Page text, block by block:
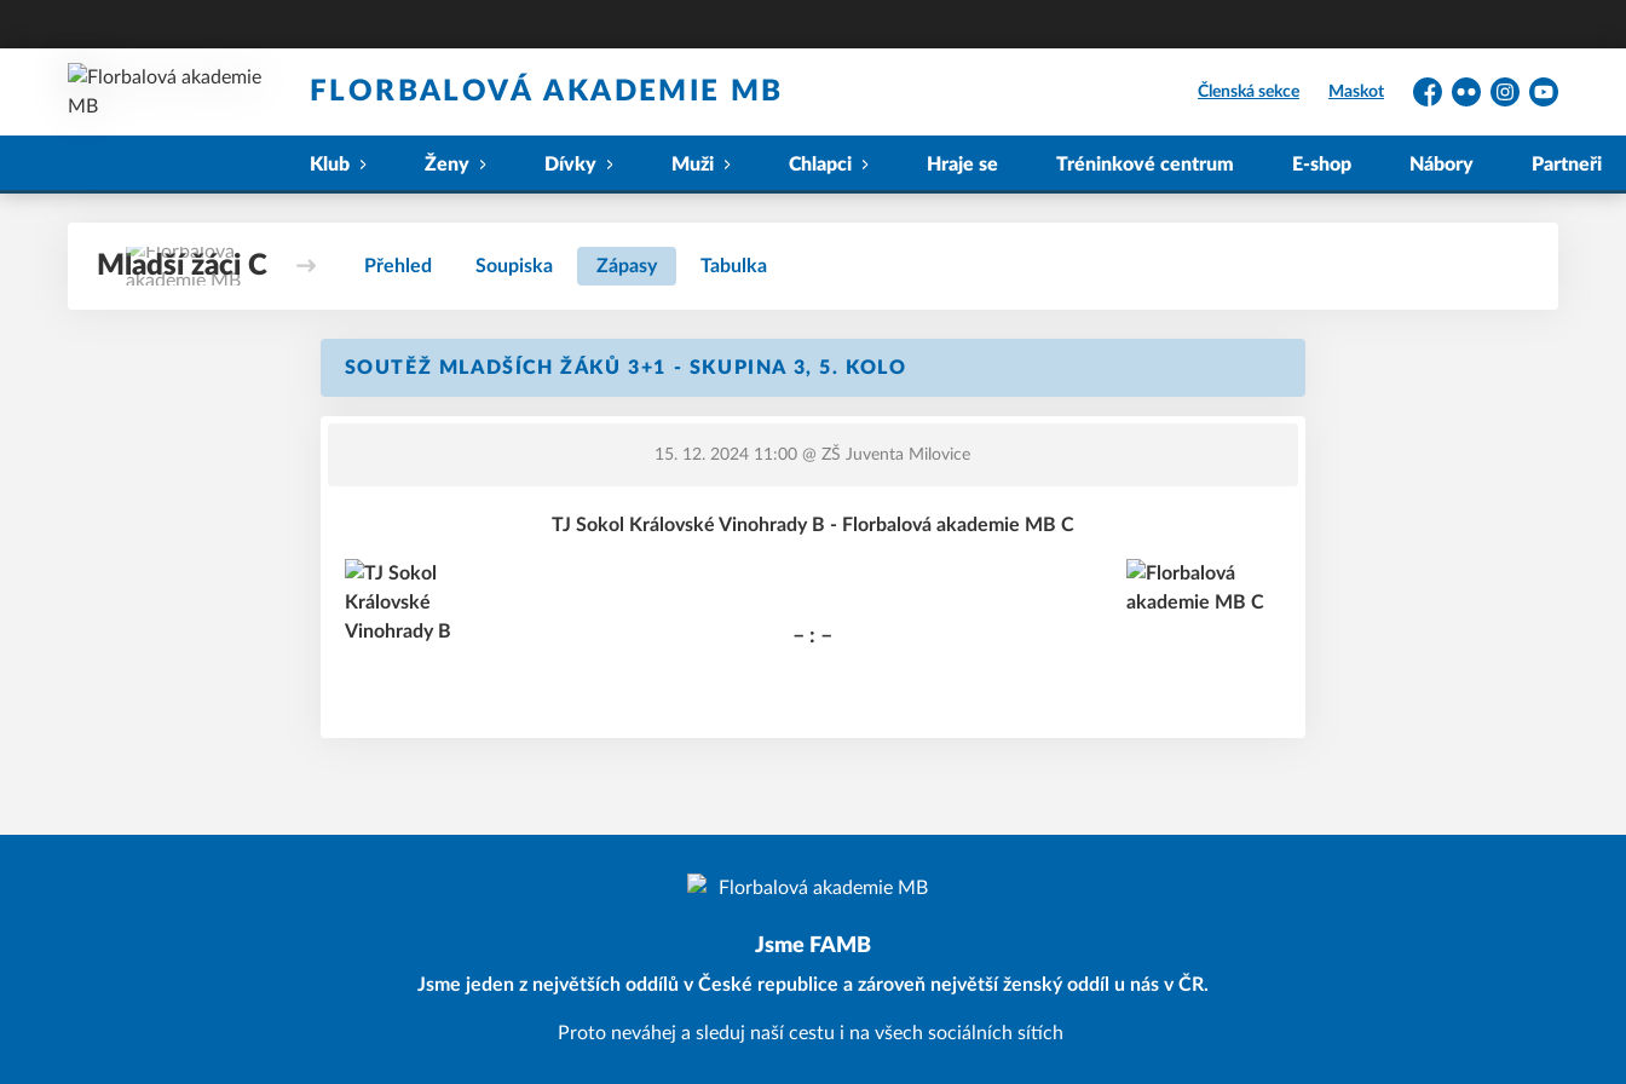
FLORBALOVÁ AKADEMIE MB Členská sekce Maskot
Facebook
FlickrInstagramYouTube
Klub Ženy Dívky Muži Chlapci Hraje se Tréninkové centrum E-shop Nábory Partneři
Mladší žáci C Přehled Soupiska Zápasy Tabulka
SOUTĚŽ MLADŠÍCH ŽÁKŮ 3+1 - SKUPINA 3, 5. KOLO
15. 12. 2024 11:00 @ ZŠ Juventa Milovice
TJ Sokol Královské Vinohrady B - Florbalová akademie MB C
– : –
Jsme FAMB
Jsme jeden z největších oddílů v České republice a zároveň největší ženský oddíl u nás v ČR.
Proto neváhej a sleduj naší cestu i na všech sociálních sítích